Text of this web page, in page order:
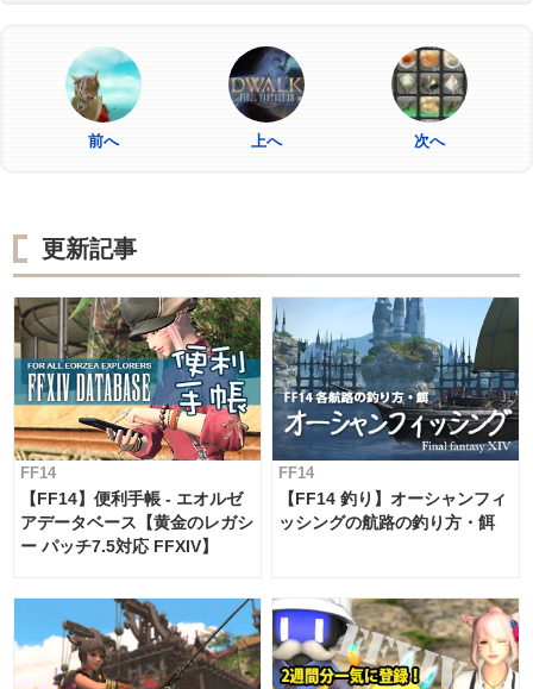
前へ 上へ 次へ
更新記事
FF14
【FF14】便利手帳 - エオルゼ
アデータベース【黄金のレガシ
ー パッチ7.5対応 FFXIV】
FF14
【FF14 釣り】オーシャンフィ
ッシングの航路の釣り方・餌